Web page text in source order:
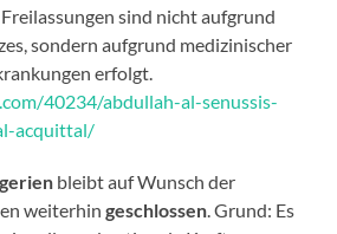
sind nicht aufgrund
sondern aufgrund medizinischer
erfolgt.
40234/abdullah-al-senussis-
acquittal/
bleibt auf Wunsch der
weiterhingeschlossen. Grund: Es